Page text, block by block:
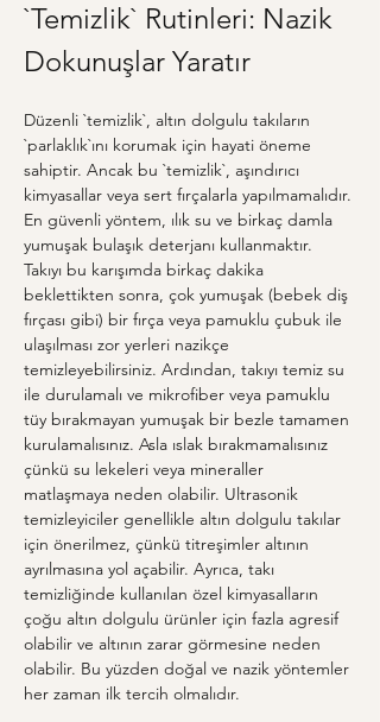
`Temizlik` Rutinleri: Nazik
Dokunuşlar Yaratır
Düzenli `temizlik`, altın dolgulu takıların
`parlaklık`ını korumak için hayati öneme
sahiptir. Ancak bu `temizlik`, aşındırıcı
kimyasallar veya sert fırçalarla yapılmamalıdır.
En güvenli yöntem, ılık su ve birkaç damla
yumuşak bulaşık deterjanı kullanmaktır.
Takıyı bu karışımda birkaç dakika
beklettikten sonra, çok yumuşak (bebek diş
fırçası gibi) bir fırça veya pamuklu çubuk ile
ulaşılması zor yerleri nazikçe
temizleyebilirsiniz. Ardından, takıyı temiz su
ile durulamalı ve mikrofiber veya pamuklu
tüy bırakmayan yumuşak bir bezle tamamen
kurulamalısınız. Asla ıslak bırakmamalısınız
çünkü su lekeleri veya mineraller
matlaşmaya neden olabilir. Ultrasonik
temizleyiciler genellikle altın dolgulu takılar
için önerilmez, çünkü titreşimler altının
ayrılmasına yol açabilir. Ayrıca, takı
temizliğinde kullanılan özel kimyasalların
çoğu altın dolgulu ürünler için fazla agresif
olabilir ve altının zarar görmesine neden
olabilir. Bu yüzden doğal ve nazik yöntemler
her zaman ilk tercih olmalıdır.